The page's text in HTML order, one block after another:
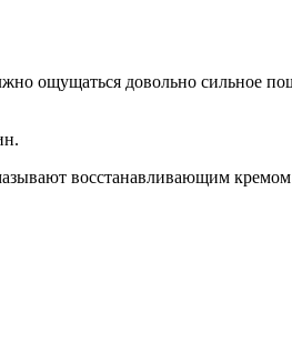
ощущаться довольно сильное
восстанавливающим